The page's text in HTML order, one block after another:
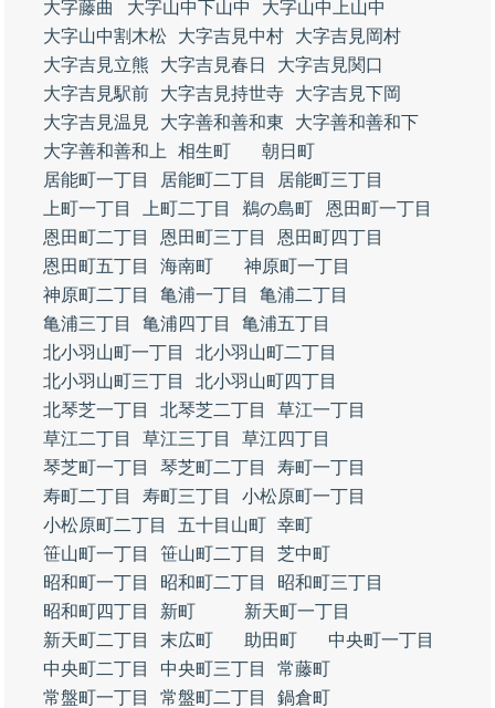
大字藤曲
大字山中下山中
大字山中上山中
大字山中割木松
大字吉見中村
大字吉見岡村
大字吉見立熊
大字吉見春日
大字吉見関口
大字吉見駅前
大字吉見持世寺
大字吉見下岡
大字吉見温見
大字善和善和東
大字善和善和下
大字善和善和上
相生町
朝日町
居能町一丁目
居能町二丁目
居能町三丁目
上町一丁目
上町二丁目 鵜の島町
恩田町一丁目
恩田町二丁目
恩田町三丁目
恩田町四丁目
恩田町五丁目
海南町
神原町一丁目
神原町二丁目
亀浦一丁目
亀浦二丁目
亀浦三丁目
亀浦四丁目
亀浦五丁目
北小羽山町一丁目
北小羽山町二丁目
北小羽山町三丁目
北小羽山町四丁目
北琴芝一丁目
北琴芝二丁目
草江一丁目
草江二丁目
草江三丁目
草江四丁目
琴芝町一丁目
琴芝町二丁目
寿町一丁目
寿町二丁目
寿町三丁目
小松原町一丁目
小松原町二丁目
五十目山町 幸町
笹山町一丁目
笹山町二丁目
芝中町
昭和町一丁目
昭和町二丁目
昭和町三丁目
昭和町四丁目
新町
新天町一丁目
新天町二丁目
末広町 助田町
中央町一丁目
中央町二丁目
中央町三丁目
常藤町
常盤町一丁目
常盤町二丁目
鍋倉町